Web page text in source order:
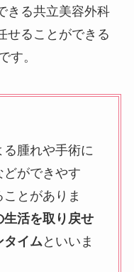
きる共立美容外科
せることができる
す。
腫れや手術に
ができやす
とがありま
活を取り戻せ
タイム といいま